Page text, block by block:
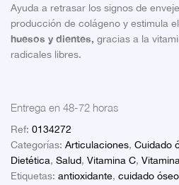
Ayuda a retrasar los signos de
producción de colágeno y estimula el
huesos y dientes, gracias a la
radicales libres.
Entrega en 48-72 horas
Ref: 0134272
Categorías: Articulaciones, Cuidado
Dietética, Salud, Vitamina C,
Etiquetas: antioxidante, cuidado